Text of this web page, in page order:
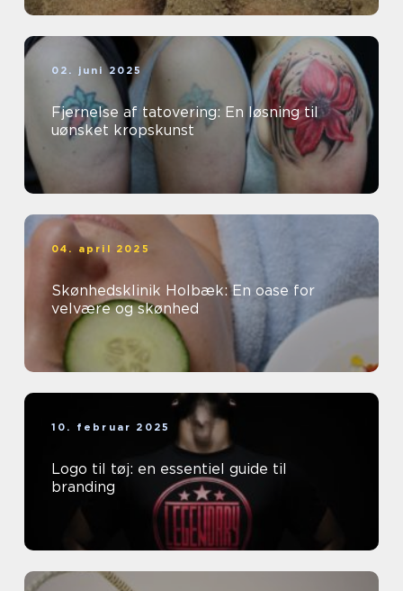
02. juni 2025
Fjernelse af tatovering: En løsning til
uønsket kropskunst
04. april 2025
Skønhedsklinik Holbæk: En oase for
velvære og skønhed
10. februar 2025
Logo til tøj: en essentiel guide til
branding